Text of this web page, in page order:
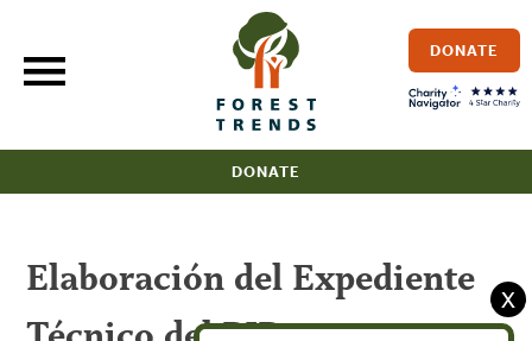
content
DONATE
DONATE
Elaboración del Expediente
X